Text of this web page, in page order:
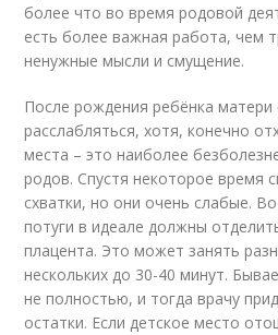
более что во время родовой
есть более важная работа, чем
ненужные мысли и смущение.
После рождения ребёнка
расслабляться, хотя, конечно
места – это наиболее
родов. Спустя некоторое время
схватки, но они очень слабые.
потуги в идеале должны
плацента. Это может занять
нескольких до 30-40 минут.
не полностью, и тогда врачу
остатки. Если детское место